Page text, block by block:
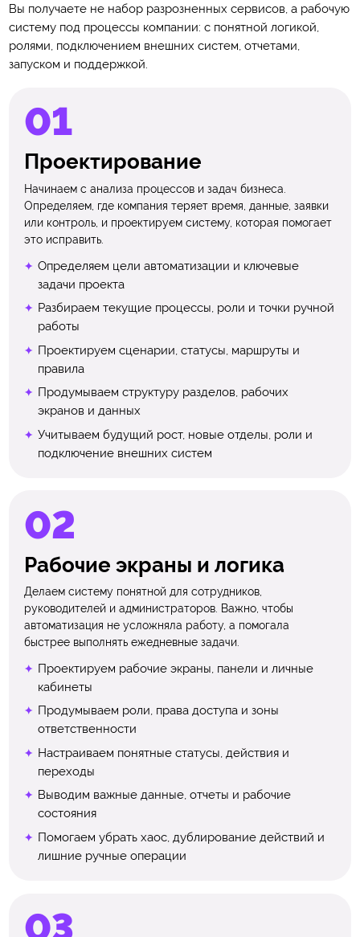
Вы получаете не набор разрозненных сервисов, а рабочую
систему под процессы компании: с понятной логикой,
ролями, подключением внешних систем, отчетами,
запуском и поддержкой.
Проектирование
Начинаем с анализа процессов и задач бизнеса.
Определяем, где компания теряет время, данные, заявки
или контроль, и проектируем систему, которая помогает
это исправить.
Определяем цели автоматизации и ключевые
задачи проекта
Разбираем текущие процессы, роли и точки ручной
работы
Проектируем сценарии, статусы, маршруты и
правила
Продумываем структуру разделов, рабочих
экранов и данных
Учитываем будущий рост, новые отделы, роли и
подключение внешних систем
Рабочие экраны и логика
Делаем систему понятной для сотрудников,
руководителей и администраторов. Важно, чтобы
автоматизация не усложняла работу, а помогала
быстрее выполнять ежедневные задачи.
Проектируем рабочие экраны, панели и личные
кабинеты
Продумываем роли, права доступа и зоны
ответственности
Настраиваем понятные статусы, действия и
переходы
Выводим важные данные, отчеты и рабочие
состояния
Помогаем убрать хаос, дублирование действий и
лишние ручные операции